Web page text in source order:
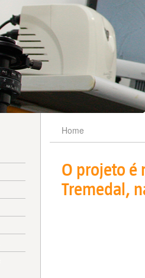
Home
O projeto é
Tremedal,